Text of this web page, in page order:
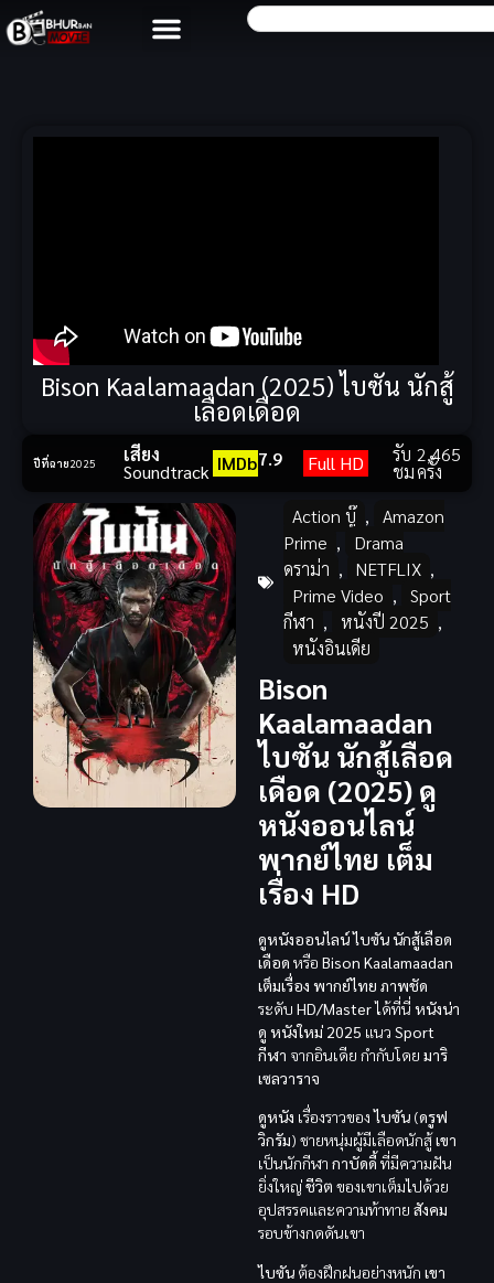
Bison Kaalamaadan (2025) ไบซัน นักสู้
เลือดเดือด
ปีที่ฉาย2025 เสียง
Soundtrack IMDb7.9 Full HD รับ
ชม
2,465
ครั้ง
Action บู๊ ,
Amazon
Prime ,
Drama
ดราม่า , NETFLIX ,
Prime Video ,
Sport
กีฬา , หนังปี 2025 ,
หนังอินเดีย
Bison
Kaalamaadan
ไบซัน นักสู้เลือด
เดือด (2025) ดู
หนังออนไลน์
พากย์ไทย เต็ม
เรื่อง HD
ดูหนังออนไลน์ไบซัน นักสู้เลือด
เดือด หรือ Bison Kaalamaadan
เต็มเรื่อง พากย์ไทย ภาพชัด
ระดับ HD/Masterได้ที่นี่ หนังน่า
ดู หนังใหม่ 2025 แนว Sport
กีฬา จากอินเดีย กำกับโดย มาริ
เซลวาราจ
ดูหนัง เรื่องราวของไบซัน (ดรูฟ
วิกรัม) ชายหนุ่มผู้มีเลือดนักสู้เขา
เป็นนักกีฬา กาบัดดี้ ที่มีความฝัน
ยิ่งใหญ่ชีวิต ของเขาเต็มไปด้วย
อุปสรรคและความท้าทาย สังคม
รอบข้างกดดันเขา
ไบซัน ต้องฝึกฝนอย่างหนัก เขา